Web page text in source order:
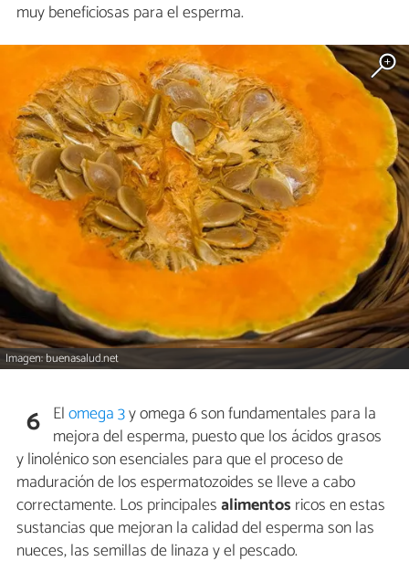
muy beneficiosas para el esperma.
Imagen: buenasalud.net
6 Elomega 3y omega 6 son fundamentales para la
mejora del esperma, puesto que los ácidos grasos
y linolénico son esenciales para que el proceso de
maduración de los espermatozoides se lleve a cabo
correctamente. Los principalesalimentos ricos en estas
sustancias que mejoran la calidad del esperma son las
nueces, las semillas de linaza y el pescado.